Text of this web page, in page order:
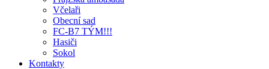
Včelaři
Obecní sad
FC-B7 TÝM!!!
Hasiči
Sokol
Kontakty